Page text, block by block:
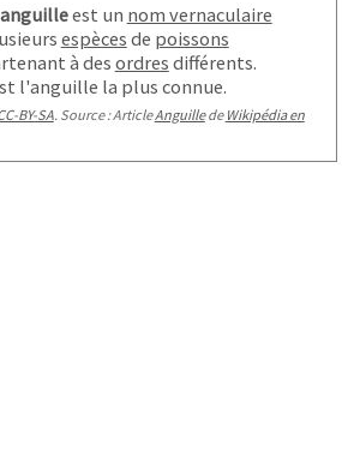
anguilleest un nom vernaculaire
espèces de poissons
à desordres différents.
l'anguille la plus connue.
BY-SA. Source : ArticleAnguillede Wikipédia en